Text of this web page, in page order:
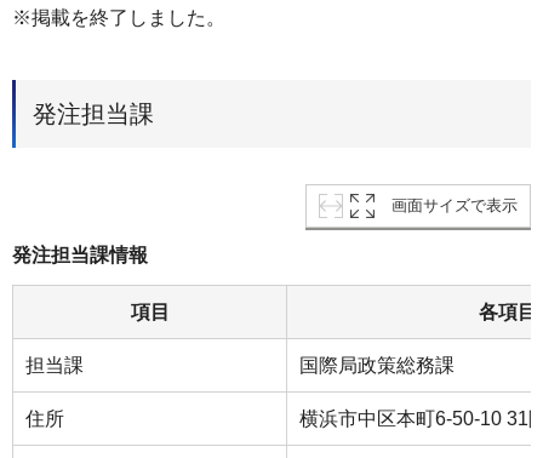
※掲載を終了しました。
発注担当課
画面サイズで表示
発注担当課情報
項目 各項目
担当課 国際局政策総務課
住所 横浜市中区本町6-50-10 31